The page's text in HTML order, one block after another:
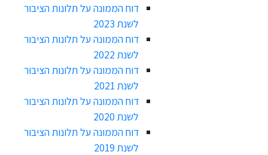
דוח הממונה על תלונות הציבור
לשנת 2023
דוח הממונה על תלונות הציבור
לשנת 2022
דוח הממונה על תלונות הציבור
לשנת 2021
דוח הממונה על תלונות הציבור
לשנת 2020
דוח הממונה על תלונות הציבור
לשנת 2019